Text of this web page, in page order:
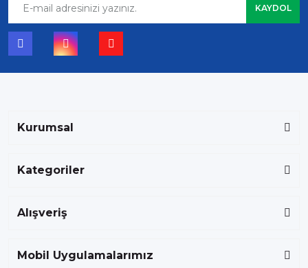
KAYDOL
Kurumsal
Kategoriler
Alışveriş
Mobil Uygulamalarımız